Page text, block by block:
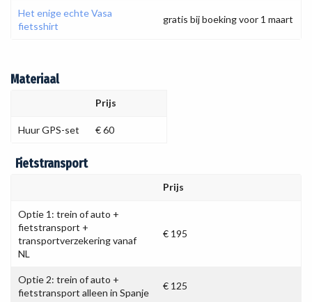
Het enige echte Vasa
fietsshirt
gratis bij boeking voor 1 maart
Materiaal
Prijs
Huur GPS-set € 60
Fietstransport
Prijs
Optie 1: trein of auto +
fietstransport +
transportverzekering vanaf
NL
€ 195
Optie 2: trein of auto +
fietstransport alleen in Spanje
€ 125